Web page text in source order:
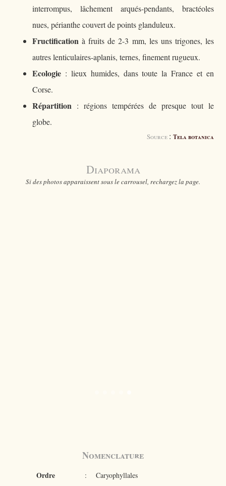
interrompus, lâchement arqués-pendants, bractéoles
nues, périanthe couvert de points glanduleux.
Fructification à fruits de 2-3 mm, les uns trigones, les
autres lenticulaires-aplanis, ternes, finement rugueux.
Ecologie : lieux humides, dans toute la France et en
Corse.
Répartition : régions tempérées de presque tout le
globe.
Source : Tela botanica
Diaporama
Si des photos apparaissent sous le carrousel, rechargez la page.
Nomenclature
Ordre : Caryophyllales